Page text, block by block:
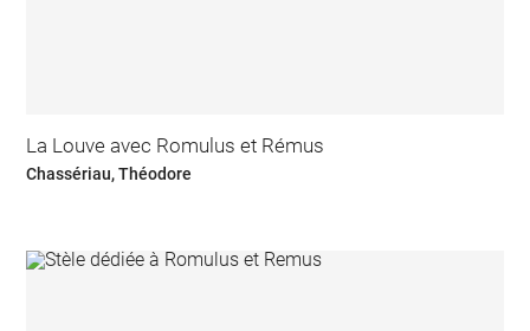
La Louve avec Romulus et Rémus
Chassériau, Théodore